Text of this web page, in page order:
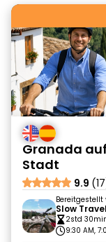
Granada auf
Stadt
9.9
Bereitgestellt
Slow
2std
9:30 AM,